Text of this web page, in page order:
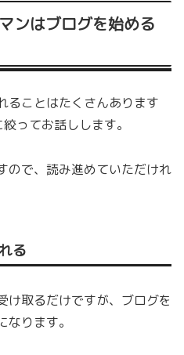
ンはブログを始める
ることはたくさんあります
ってお話しします。
ので、読み進めていただけれ
る
け取るだけですが、ブログを
ります。